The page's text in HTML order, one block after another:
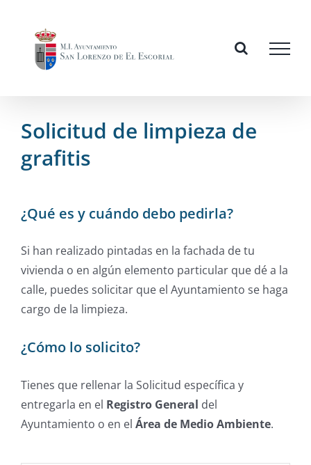
content
Solicitud de limpieza de
grafitis
¿Qué es y cuándo debo pedirla?
Si han realizado pintadas en la fachada de tu
vivienda o en algún elemento particular que dé a la
calle, puedes solicitar que el Ayuntamiento se haga
cargo de la limpieza.
¿Cómo lo solicito?
Tienes que rellenar la Solicitud específica y
entregarla en el Registro General del
Ayuntamiento o en el Área de Medio Ambiente.